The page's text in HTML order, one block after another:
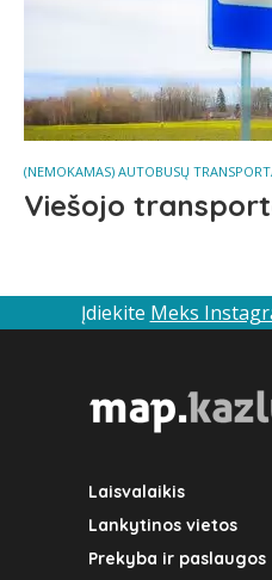
(NEMOKAMAS) AUTOBUSŲ
Viešojo
Įdiekite Meks
Laisvalaikis
Lankytinos vietos
Prekyba ir paslaugos